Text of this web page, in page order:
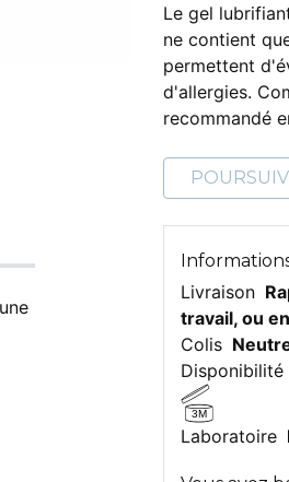
Le gel
ne contient
permettent
d'allergies.
recommandé
Livraison
travail, ou
Colis
Disponibilité
3M
Laboratoire